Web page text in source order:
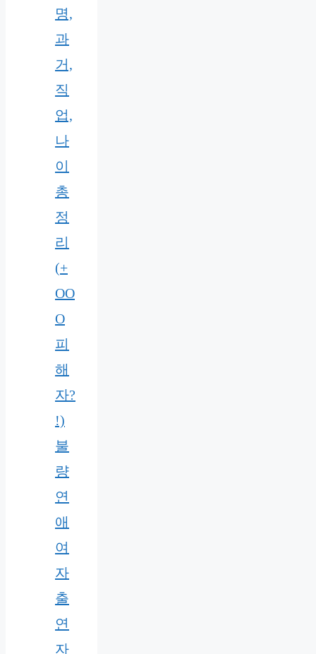
명,
과
거,
직
업,
나
이
총
정
리
(+
OO
O
피
해
자?
!)
불
량
연
애
여
자
출
연
자